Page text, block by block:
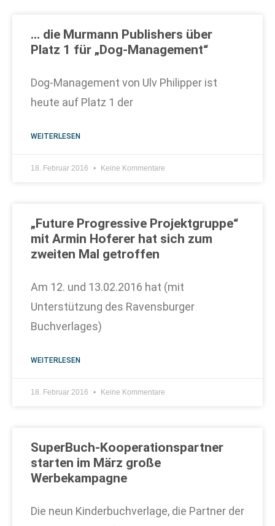
… die Murmann Publishers über
Platz 1 für „Dog-Management“
Dog-Management von Ulv Philipper ist
heute auf Platz 1 der
WEITERLESEN
18. Februar 2016 Keine Kommentare
„Future Progressive Projektgruppe“
mit Armin Hoferer hat sich zum
zweiten Mal getroffen
Am 12. und 13.02.2016 hat (mit
Unterstützung des Ravensburger
Buchverlages)
WEITERLESEN
18. Februar 2016 Keine Kommentare
SuperBuch-Kooperationspartner
starten im März große
Werbekampagne
Die neun Kinderbuchverlage, die Partner der